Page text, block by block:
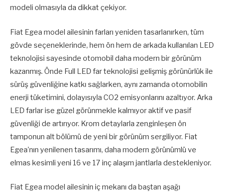
modeli olmasıyla da dikkat çekiyor.
Fiat Egea model ailesinin farları yeniden tasarlanırken, tüm
gövde seçeneklerinde, hem ön hem de arkada kullanılan LED
teknolojisi sayesinde otomobil daha modern bir görünüm
kazanmış. Önde Full LED far teknolojisi gelişmiş görünürlük ile
sürüş güvenliğine katkı sağlarken, aynı zamanda otomobilin
enerji tüketimini, dolayısıyla CO2 emisyonlarını azaltıyor. Arka
LED farlar ise güzel görünmekle kalmıyor aktif ve pasif
güvenliği de artırıyor. Krom detaylarla zenginleşen ön
tamponun alt bölümü de yeni bir görünüm sergiliyor. Fiat
Egea’nın yenilenen tasarımı, daha modern görünümlü ve
elmas kesimli yeni 16 ve 17 inç alaşım jantlarla destekleniyor.
Fiat Egea model ailesinin iç mekanı da baştan aşağı